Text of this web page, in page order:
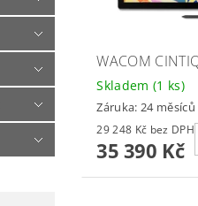
WACOM
Skladem (1 ks)
Záruka: 24 měsíců
29 248 Kč bez DPH
35 390 Kč